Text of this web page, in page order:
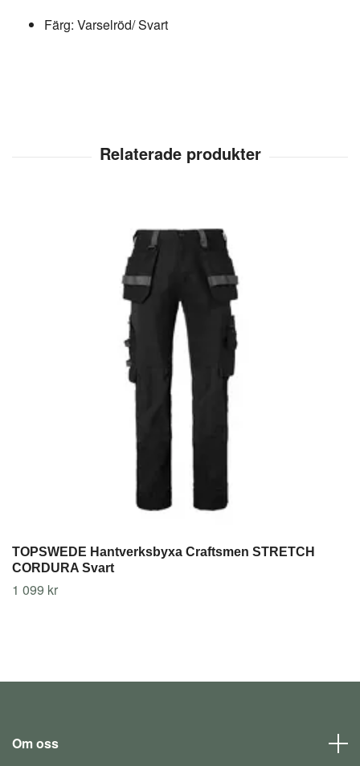
Färg: Varselröd/ Svart
TOPSWEDE Hantverksbyxa Craftsmen STRETCH
CORDURA Svart
1 099 kr
Om oss